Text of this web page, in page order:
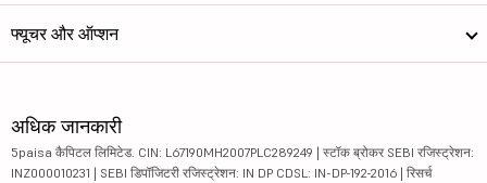
फ्यूचर और ऑप्शन
अधिक जानकारी
5paisa कैपिटल लिमिटेड. CIN: L67190MH2007PLC289249 | स्टॉक ब्रोकर SEBI रजिस्ट्रेशन:
INZ000010231 | SEBI डिपॉजिटरी रजिस्ट्रेशन: IN DP CDSL: IN-DP-192-2016 | रिसर्च